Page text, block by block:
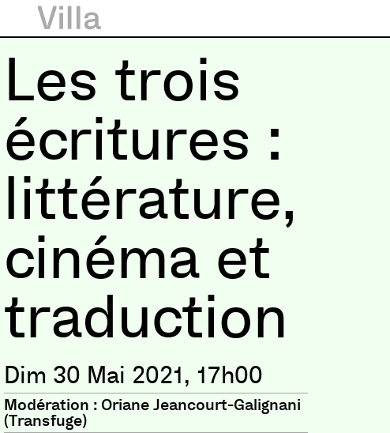
Les trois
écritures :
littérature,
cinéma et
traduction
Dim 30 Mai 2021, 17h00
Modération : Oriane Jeancourt-Galignani
(Transfuge)